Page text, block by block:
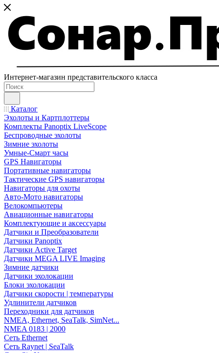
Интернет-магазин представительского класса
Каталог
Эхолоты и Картплоттеры
Комплекты Panoptix LiveScope
Беспроводные эхолоты
Зимние эхолоты
Умные-Смарт часы
GPS Навигаторы
Портативные навигаторы
Тактические GPS навигаторы
Навигаторы для охоты
Авто-Мото навигаторы
Велокомпьютеры
Авиационные навигаторы
Комплектующие и аксессуары
Датчики и Преобразователи
Датчики Panoptix
Датчики Active Target
Датчики MEGA LIVE Imaging
Зимние датчики
Датчики эхолокации
Блоки эхолокации
Датчики скорости | температуры
Удлинители датчиков
Переходники для датчиков
NMEA, Ethernet, SeaTalk, SimNet...
NMEA 0183 | 2000
Сеть Ethernet
Сеть Raynet | SeaTalk